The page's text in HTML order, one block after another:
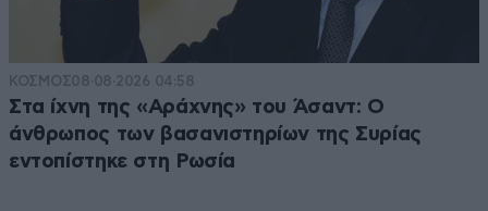
ΚΟΣΜΟΣ08·08·2026 04:58
Στα ίχνη της «Αράχνης» του Άσαντ: Ο
άνθρωπος των βασανιστηρίων της Συρίας
εντοπίστηκε στη Ρωσία